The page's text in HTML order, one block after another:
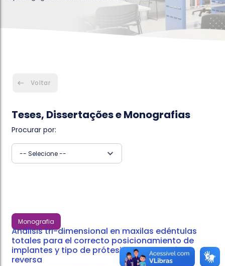
Voltar
Teses, Dissertações e Monografias
Procurar por:
-- Selecione --
Monografia
Análisis tri-dimensional en maxilas edéntulas
totales para el correcto posicionamiento de
implantes y tipo de prótesis: planificación
reversa